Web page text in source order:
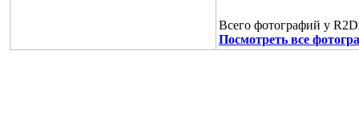
Всего фотографий у
Посмотреть все